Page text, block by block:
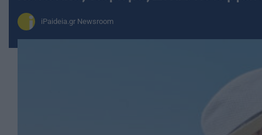
iPaideia.gr Newsroom